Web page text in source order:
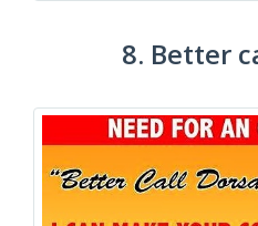
8. Better